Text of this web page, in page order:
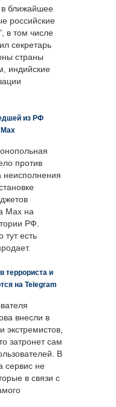
ближайшее
российские
в том числе
секретарь
страны
индийские
из РФ
против
неисполнения
Max на
РФ.
есть
террориста и
на Telegram
внесли в
экстремистов,
затронет сам
В
сервис не
в связи с